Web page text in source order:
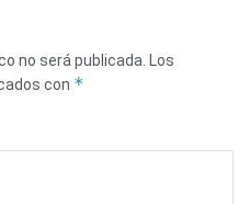
no será publicada.
Los
con *